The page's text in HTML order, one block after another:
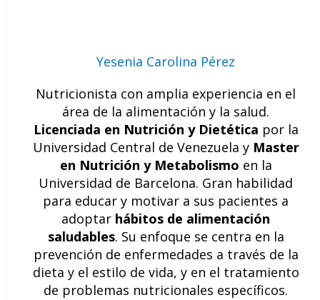
Yesenia Carolina Pérez
Nutricionista con amplia experiencia en el
área de la alimentación y la salud.
Licenciada en Nutrición y Dietética por la
Universidad Central de Venezuela y Master
en Nutrición y Metabolismo en la
Universidad de Barcelona. Gran habilidad
para educar y motivar a sus pacientes a
adoptar hábitos de alimentación
saludables. Su enfoque se centra en la
prevención de enfermedades a través de la
dieta y el estilo de vida, y en el tratamiento
de problemas nutricionales específicos.